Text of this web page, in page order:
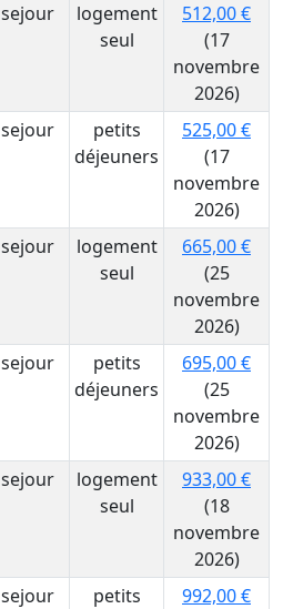
sejour
logement
seul
512,00 €
(17
novembre
2026)
sejour
petits
déjeuners
525,00 €
(17
novembre
2026)
sejour
logement
seul
665,00 €
(25
novembre
2026)
sejour
petits
déjeuners
695,00 €
(25
novembre
2026)
sejour
logement
seul
933,00 €
(18
novembre
2026)
sejour
petits
992,00 €